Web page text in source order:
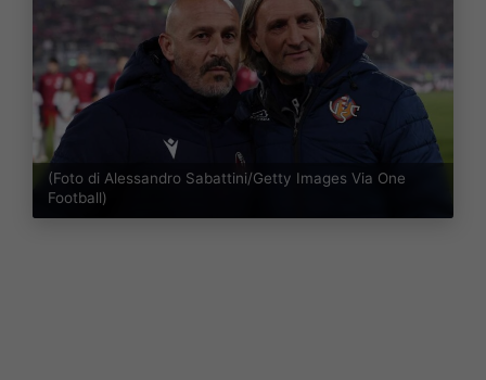
(Foto di Alessandro Sabattini/Getty Images Via One
Football)